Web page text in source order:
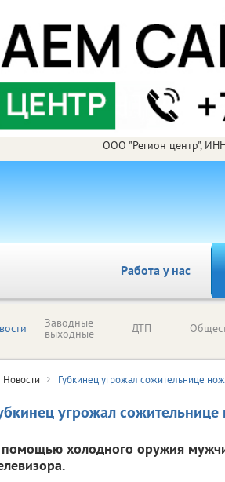
ООО "Регион центр",
Работа у нас
Заводные
выходные ДТП
Новости Губкинец угрожал сожительнице
угрожал
холодного оружия